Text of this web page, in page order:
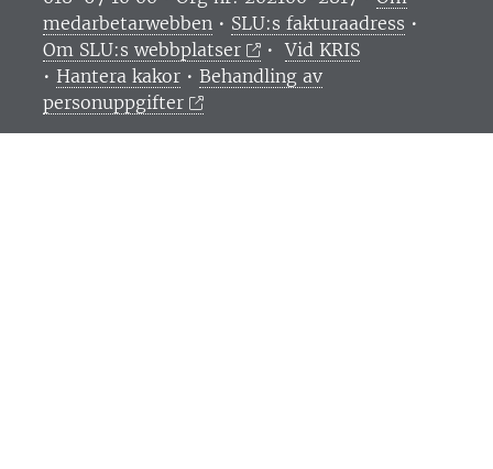
medarbetarwebben • SLU:s fakturaadress •
Om SLU:s webbplatser
•Vid KRIS
• Hantera kakor • Behandling av
personuppgifter